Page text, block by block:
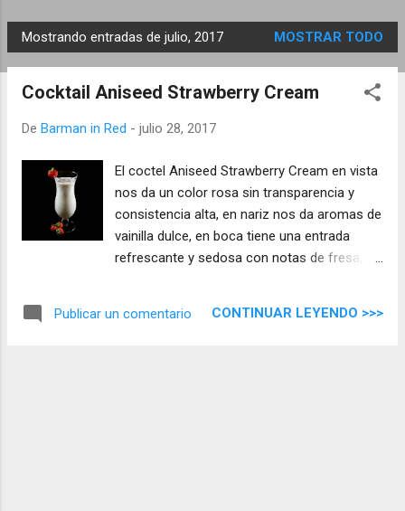
E
n
Mostrando entradas de julio, 2017 MOSTRAR TODO
Cocktail Aniseed Strawberry Cream
De Barman in Red - julio 28, 2017
El coctel Aniseed Strawberry Cream en vista
nos da un color rosa sin transparencia y
consistencia alta, en nariz nos da aromas de
vainilla dulce, en boca tiene una entrada
refrescante y sedosa con notas de fresa, la
Publicar un comentario CONTINUAR LEYENDO >>>